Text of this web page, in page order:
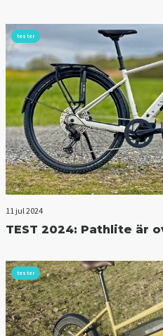
tester
11 jul 2024
TEST 2024: Pathlite är
tester